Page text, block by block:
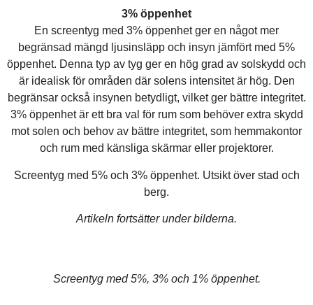
3% öppenhet
En screentyg med 3% öppenhet ger en något mer
begränsad mängd ljusinsläpp och insyn jämfört med 5%
öppenhet. Denna typ av tyg ger en hög grad av solskydd och
är idealisk för områden där solens intensitet är hög. Den
begränsar också insynen betydligt, vilket ger bättre integritet.
3% öppenhet är ett bra val för rum som behöver extra skydd
mot solen och behov av bättre integritet, som hemmakontor
och rum med känsliga skärmar eller projektorer.
Screentyg med 5% och 3% öppenhet. Utsikt över stad och
berg.
Artikeln fortsätter under bilderna.
Screentyg med 5%, 3% och 1% öppenhet.